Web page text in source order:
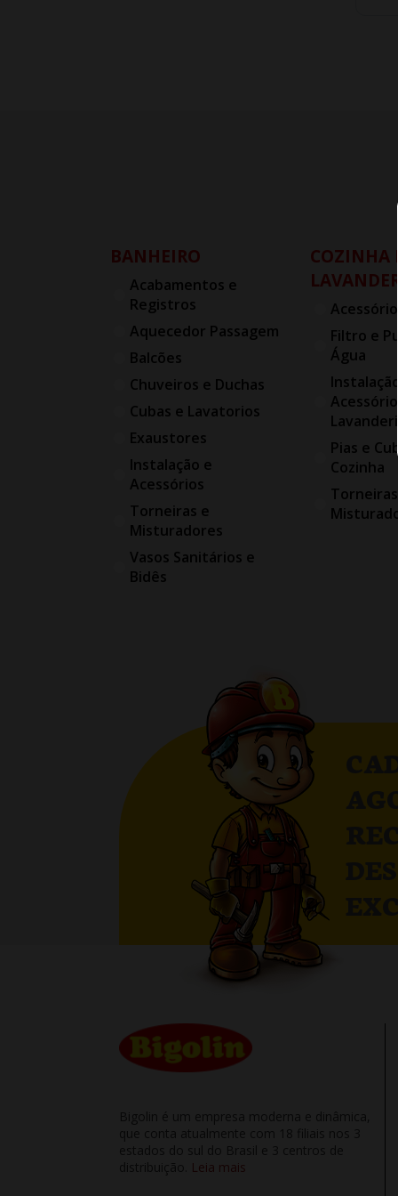
BANHEIRO
Acabamentos e
Registros
Aquecedor Passagem
Balcões
Chuveiros e Duchas
Cubas e Lavatorios
Exaustores
Instalação e
Acessórios
Torneiras e
Misturadores
Vasos Sanitários e
Bidês
COZINHA
Filtro e
Água
Pias e
Cozinha
Leia mais